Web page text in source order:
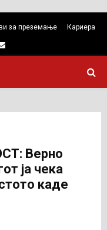
за преземање Кариера
Email
Верно
ја чека
каде